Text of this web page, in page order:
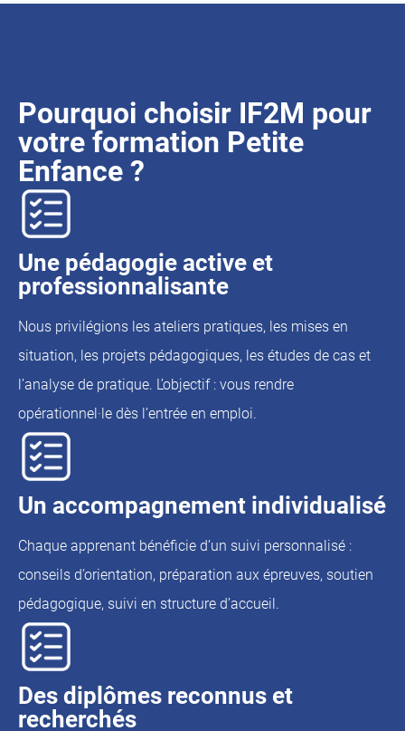
Pourquoi choisir IF2M pour
votre formation Petite
Enfance ?
Une pédagogie active et
professionnalisante
Nous privilégions les ateliers pratiques, les mises en
situation, les projets pédagogiques, les études de cas et
l’analyse de pratique. L’objectif : vous rendre
opérationnel·le dès l’entrée en emploi.
Un accompagnement individualisé
Chaque apprenant bénéficie d’un suivi personnalisé :
conseils d’orientation, préparation aux épreuves, soutien
pédagogique, suivi en structure d’accueil.
Des diplômes reconnus et
recherchés